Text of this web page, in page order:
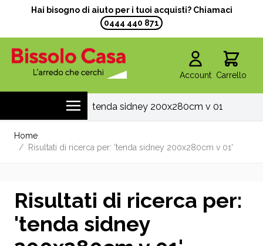
Hai bisogno di aiuto per i tuoi acquisti? Chiamaci
0444 440 871
Account Carrello
Home
/
Risultati di ricerca per: 'tenda sidney 200x280cm v 01'
Risultati di ricerca per:
'tenda sidney